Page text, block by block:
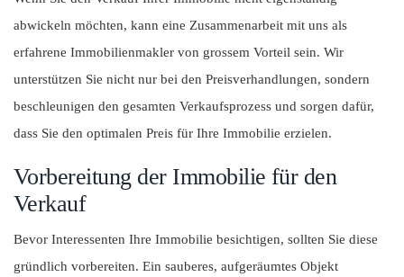
abwickeln möchten, kann eine Zusammenarbeit mit uns als
erfahrene Immobilienmakler von grossem Vorteil sein. Wir
unterstützen Sie nicht nur bei den Preisverhandlungen, sondern
beschleunigen den gesamten Verkaufsprozess und sorgen dafür,
dass Sie den optimalen Preis für Ihre Immobilie erzielen.
Vorbereitung der Immobilie für den
Verkauf
Bevor Interessenten Ihre Immobilie besichtigen, sollten Sie diese
gründlich vorbereiten. Ein sauberes, aufgeräumtes Objekt